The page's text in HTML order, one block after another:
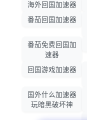
海外回国加速器
番茄回国加速器
番茄免费回国加
速器
回国游戏加速器
国外什么加速器
玩暗黑破坏神